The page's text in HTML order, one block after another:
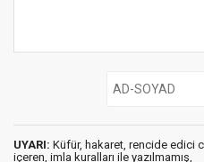
UYARI: Küfür, hakaret, rencide edici
içeren, imla kuralları ile yazılmamış,